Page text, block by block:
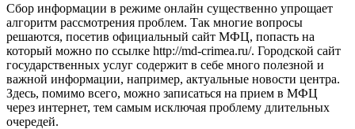
Сбор информации в режиме онлайн существенно упрощает
алгоритм рассмотрения проблем. Так многие вопросы
решаются, посетив официальный сайт МФЦ, попасть на
который можно по ссылке http://md-crimea.ru/. Городской сайт
государственных услуг содержит в себе много полезной и
важной информации, например, актуальные новости центра.
Здесь, помимо всего, можно записаться на прием в МФЦ
через интернет, тем самым исключая проблему длительных
очередей.